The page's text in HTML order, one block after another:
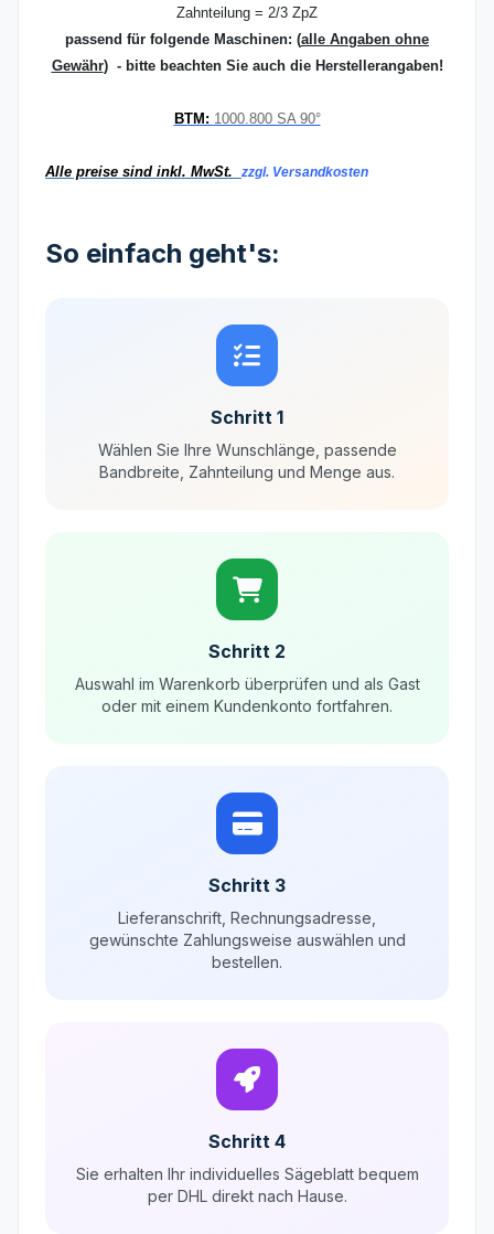
Zahnteilung = 2/3 ZpZ
passend für folgende Maschinen: (alle Angaben ohne
Gewähr) - bitte beachten Sie auch die Herstellerangaben!
BTM: 1000.800 SA 90°
Alle preise sind inkl. MwSt. zzgl. Versandkosten
So einfach geht's:
Schritt 1
Wählen Sie Ihre Wunschlänge, passende
Bandbreite, Zahnteilung und Menge aus.
Schritt 2
Auswahl im Warenkorb überprüfen und als Gast
oder mit einem Kundenkonto fortfahren.
Schritt 3
Lieferanschrift, Rechnungsadresse,
gewünschte Zahlungsweise auswählen und
bestellen.
Schritt 4
Sie erhalten Ihr individuelles Sägeblatt bequem
per DHL direkt nach Hause.